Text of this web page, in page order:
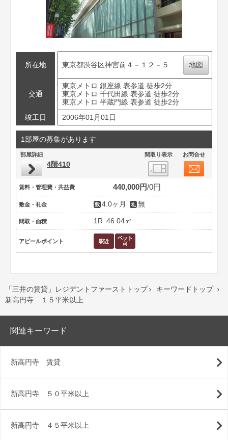
所在地 東京都渋谷区神宮前４－１２－５ 地図
交通
東京メトロ 銀座線 表参道 徒歩2分
東京メトロ 千代田線 表参道 徒歩2分
東京メトロ 半蔵門線 表参道 徒歩2分
竣工日
2006年01月01日
1部屋の募集があります
部屋詳細 間取り表示 お問合せ
4階410
賃料・管理費・共益費 440,000円 0円
敷金・礼金 4.0ヶ月 無
間取・面積 1R 46.04㎡
アピールポイント
「三井の賃貸」レジデントファーストトップ  キーワードトップ 
新高円寺 １５平米以上
関連キーワード
新高円寺 賃貸
新高円寺 ５０平米以上
新高円寺 ４５平米以上